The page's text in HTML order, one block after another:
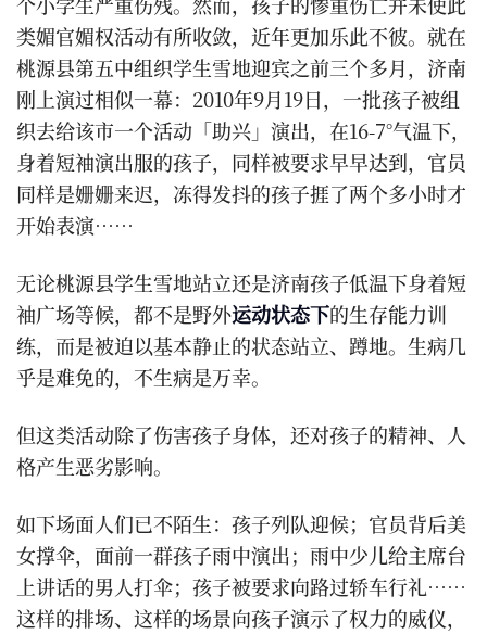
类媚官媚权活动有所收敛，近年更加乐此不彼。就在
桃源县第五中组织学生雪地迎宾之前三个多月，济南
刚上演过相似一幕：2010年9月19日，一批孩子被组
织去给该市一个活动「助兴」演出，在16-7°气温下，
身着短袖演出服的孩子，同样被要求早早达到，官员
同样是姗姗来迟，冻得发抖的孩子捱了两个多小时才
开始表演……
无论桃源县学生雪地站立还是济南孩子低温下身着短
袖广场等候，都不是野外运动状态下的生存能力训
练，而是被迫以基本静止的状态站立、蹲地。生病几
乎是难免的，不生病是万幸。
但这类活动除了伤害孩子身体，还对孩子的精神、人
格产生恶劣影响。
如下场面人们已不陌生：孩子列队迎候；官员背后美
女撑伞，面前一群孩子雨中演出；雨中少儿给主席台
上讲话的男人打伞；孩子被要求向路过轿车行礼……
这样的排场、这样的场景向孩子演示了权力的威仪，